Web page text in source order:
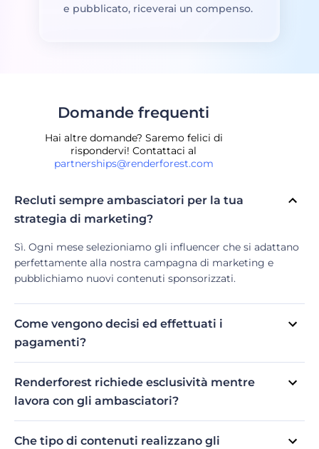
e pubblicato, riceverai un compenso.
Domande frequenti
Hai altre domande? Saremo felici di
rispondervi! Contattaci al
partnerships@renderforest.com
Recluti sempre ambasciatori per la tua
strategia di marketing?
Sì. Ogni mese selezioniamo gli influencer che si adattano
perfettamente alla nostra campagna di marketing e
pubblichiamo nuovi contenuti sponsorizzati.
Come vengono decisi ed effettuati i
pagamenti?
Tutte le tariffe vengono concordate direttamente con gli
ambasciatori in base alle dimensioni, alla portata e al
effettuati tramite bonifico bancario o PayPal.
Renderforest richiede esclusività mentre
lavora con gli ambasciatori?
Sì. Mentre lavori con noi, accetti di non promuovere alcun
concorrente diretto.
Che tipo di contenuti realizzano gli